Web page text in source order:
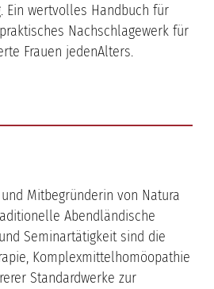
Ein wertvolles Handbuch für
Nachschlagewerk für
Frauen jedenAlters.
Mitbegründerin von Natura
Abendländische
Seminartätigkeit sind die
Komplexmittelhomöopathie
Standardwerke zur